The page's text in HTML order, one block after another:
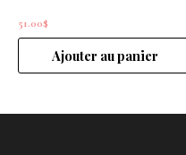
51.00$
Ajouter au panier